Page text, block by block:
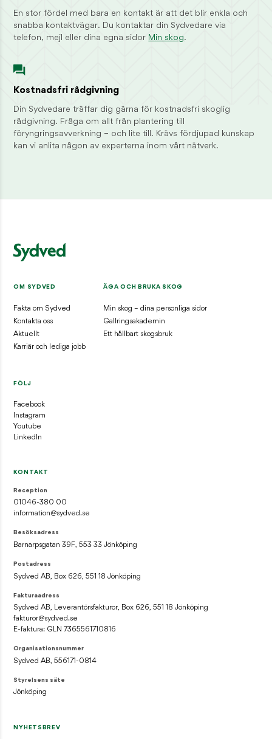
En stor fördel med bara en kontakt är att det blir enkla och
snabba kontaktvägar. Du kontaktar din Sydvedare via
telefon, mejl eller dina egna sidor Min skog.
Kostnadsfri rådgivning
Din Sydvedare träffar dig gärna för kostnadsfri skoglig
rådgivning. Fråga om allt från plantering till
föryngringsavverkning – och lite till. Krävs fördjupad kunskap
kan vi anlita någon av experterna inom vårt nätverk.
OM SYDVED
Fakta om Sydved
Kontakta oss
Aktuellt
Karriär och lediga jobb
ÄGA OCH BRUKA SKOG
Min skog – dina personliga sidor
Gallringsakademin
Ett hållbart skogsbruk
FÖLJ
Facebook
Instagram
Youtube
LinkedIn
KONTAKT
Reception
01046-380 00
information@sydved.se
Besöksadress
Barnarpsgatan 39F, 553 33 Jönköping
Postadress
Sydved AB, Box 626, 551 18 Jönköping
Fakturaadress
Sydved AB, Leverantörsfakturor, Box 626, 551 18 Jönköping
fakturor@sydved.se
E-faktura: GLN 7365561710816
Organisationsnummer
Sydved AB, 556171-0814
Styrelsens säte
Jönköping
NYHETSBREV